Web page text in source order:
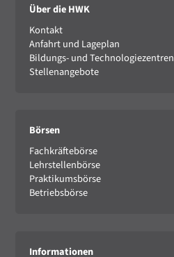
Über die HWK
Kontakt
Anfahrt und Lageplan
Bildungs- und Technologiezentren
Stellenangebote
Börsen
Fachkräftebörse
Lehrstellenbörse
Praktikumsbörse
Betriebsbörse
Informationen